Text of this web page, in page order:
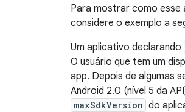
Para mostrar como
considere o exemplo a
Um aplicativo declarando
O usuário que tem um
app. Depois de algumas
Android 2.0 (nível 5 da
maxSdkVersion do